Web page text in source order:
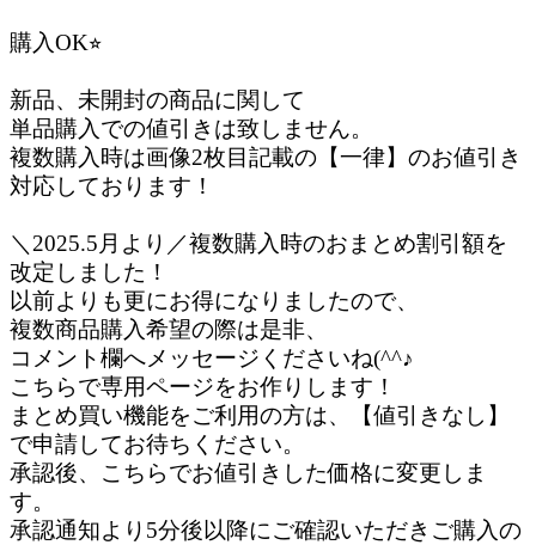
購入OK⭐︎
新品、未開封の商品に関して
単品購入での値引きは致しません。
複数購入時は画像2枚目記載の【一律】のお値引き
対応しております！
＼2025.5月より／複数購入時のおまとめ割引額を
改定しました！
以前よりも更にお得になりましたので、
複数商品購入希望の際は是非、
コメント欄へメッセージくださいね(^^♪
こちらで専用ページをお作りします！
まとめ買い機能をご利用の方は、【値引きなし】
で申請してお待ちください。
承認後、こちらでお値引きした価格に変更しま
す。
承認通知より5分後以降にご確認いただきご購入の